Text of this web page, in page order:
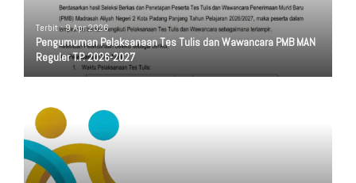
Terbit : 9 Apr 2026
Pengumuman Pelaksanaan Tes Tulis dan Wawancara PMB MAN
Reguler T.P. 2026-2027